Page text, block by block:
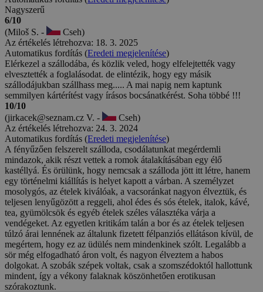
Nagyszerű
6/10
(Miloš S. -
Cseh)
Az értékelés létrehozva: 18. 3. 2025
Automatikus fordítás (Eredeti megjelenítése)
Elérkezel a szállodába, és közlik veled, hogy elfelejtették vagy
elvesztették a foglalásodat. de elintézik, hogy egy másik
szállodájukban szállhass meg..... A mai napig nem kaptunk
semmilyen kártérítést vagy írásos bocsánatkérést. Soha többé !!!
10/10
(jirkacek@seznam.cz V. -
Cseh)
Az értékelés létrehozva: 24. 3. 2024
Automatikus fordítás (Eredeti megjelenítése)
A fényűzően felszerelt szálloda, csodálatunkat megérdemli
mindazok, akik részt vettek a romok átalakításában egy élő
kastéllyá. És örülünk, hogy nemcsak a szálloda jött itt létre, hanem
egy történelmi kiállítás is helyet kapott a várban. A személyzet
mosolygós, az ételek kiválóak, a vacsoránkat nagyon élveztük, és
teljesen lenyűgözött a reggeli, ahol édes és sós ételek, italok, kávé,
tea, gyümölcsök és egyéb ételek széles választéka várja a
vendégeket. Az egyetlen kritikám talán a bor és az ételek teljesen
túlzó árai lennének az általunk fizetett félpanziós ellátáson kívül, de
megértem, hogy ez az üdülés nem mindenkinek szólt. Legalább a
sör még elfogadható áron volt, és nagyon élveztem a habos
dolgokat. A szobák szépek voltak, csak a szomszédoktól hallottunk
mindent, így a vékony falaknak köszönhetően erotikusan
szórakoztunk.